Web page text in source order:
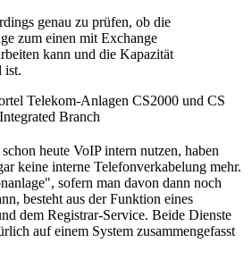
genau zu prüfen, ob die
zum einen mit Exchange
kann und die Kapazität
ist.
Telekom-Anlagen CS2000 und CS
Branch
heute VoIP intern nutzen, haben
keine interne Telefonverkabelung mehr.
sofern man davon dann noch
besteht aus der Funktion eines
dem Registrar-Service. Beide Dienste
auf einem System zusammengefasst